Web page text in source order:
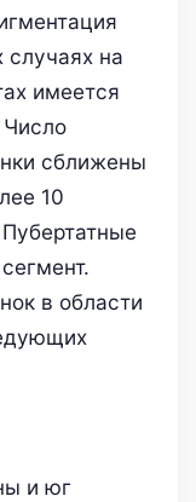
случаях на
имеется
Число
сближены
10
в области
и юг